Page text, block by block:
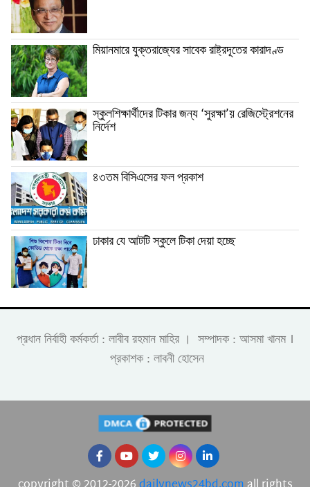
মিয়ানমারে যুক্তরাজ্যের সাবেক রাষ্ট্রদূতের কারাদণ্ড
স্কুলশিক্ষার্থীদের টিকার জন্য ‘সুরক্ষা’য় রেজিস্ট্রেশনের
নির্দেশ
৪৩তম বিসিএসের ফল প্রকাশ
ঢাকার যে আটটি স্কুলে টিকা দেয়া হচ্ছে
প্রধান নির্বাহী কর্মকর্তা : লাবীব রহমান মাহির । সম্পাদক : আসমা খানম ।
প্রকাশক : লাবনী হোসেন